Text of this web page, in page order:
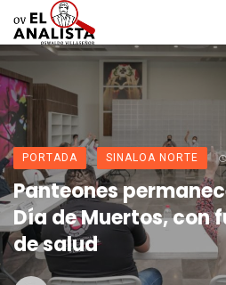
PORTADA SINALOA NORTE
Panteones
Día de Muertos, con
de salud